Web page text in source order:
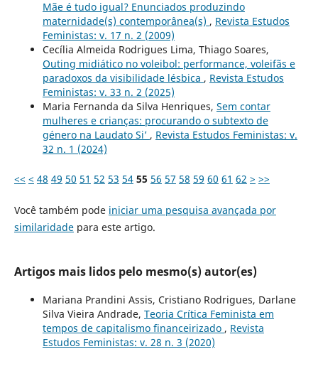
Mãe é tudo igual? Enunciados produzindo
maternidade(s) contemporânea(s) , Revista Estudos
Feministas: v. 17 n. 2 (2009)
Cecília Almeida Rodrigues Lima, Thiago Soares,
Outing midiático no voleibol: performance, voleifãs e
paradoxos da visibilidade lésbica , Revista Estudos
Feministas: v. 33 n. 2 (2025)
Maria Fernanda da Silva Henriques, Sem contar
mulheres e crianças: procurando o subtexto de
género na Laudato Si’ , Revista Estudos Feministas: v.
32 n. 1 (2024)
<< < 48 49 50 51 52 53 54 55 56 57 58 59 60 61 62 > >>
Você também pode iniciar uma pesquisa avançada por
similaridadepara este artigo.
Artigos mais lidos pelo mesmo(s) autor(es)
Mariana Prandini Assis, Cristiano Rodrigues, Darlane
Silva Vieira Andrade, Teoria Crítica Feminista em
tempos de capitalismo financeirizado , Revista
Estudos Feministas: v. 28 n. 3 (2020)